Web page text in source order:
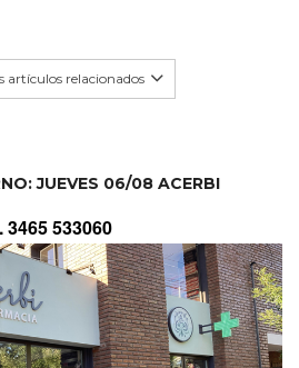
artículos relacionados
JUEVES 06/08 ACERBI
3465 533060